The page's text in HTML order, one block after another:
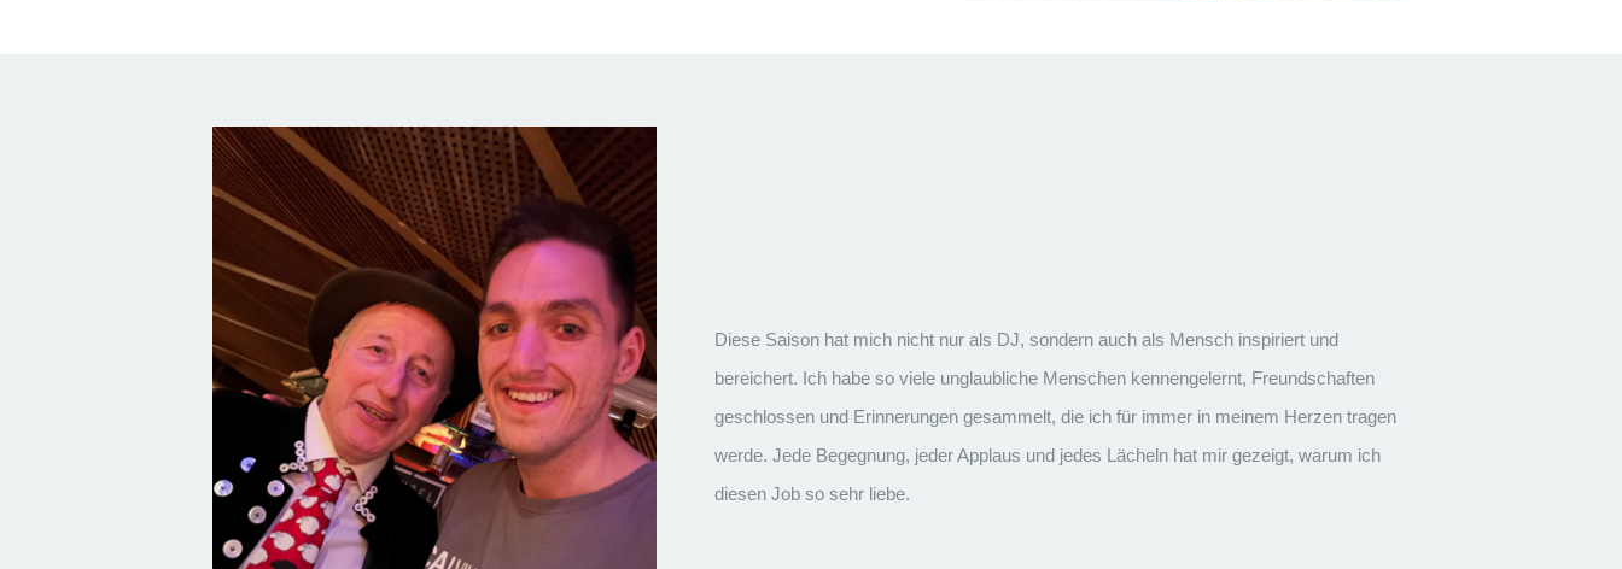
Diese Saison hat mich nicht nur als DJ, sondern auch als Mensch inspiriert und
bereichert. Ich habe so viele unglaubliche Menschen kennengelernt, Freundschaften
geschlossen und Erinnerungen gesammelt, die ich für immer in meinem Herzen tragen
werde. Jede Begegnung, jeder Applaus und jedes Lächeln hat mir gezeigt, warum ich
diesen Job so sehr liebe.